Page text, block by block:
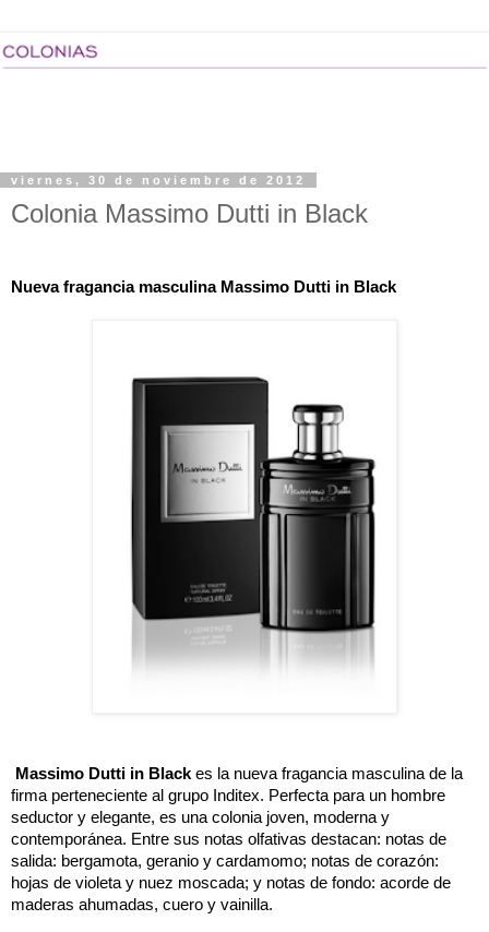
viernes, 30 de noviembre de 2012
Colonia Massimo Dutti in Black
Nueva fragancia masculina Massimo Dutti in Black
Massimo Dutti in Black es la nueva fragancia masculina de la
firma perteneciente al grupo Inditex. Perfecta para un hombre
seductor y elegante, es una colonia joven, moderna y
contemporánea. Entre sus notas olfativas destacan: notas de
salida: bergamota, geranio y cardamomo; notas de corazón:
hojas de violeta y nuez moscada; y notas de fondo: acorde de
maderas ahumadas, cuero y vainilla.